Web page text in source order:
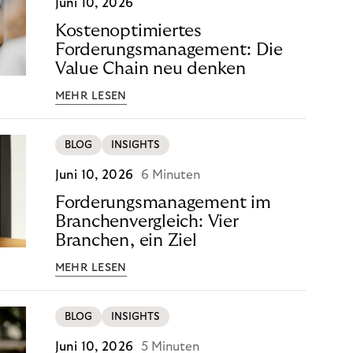
Juni 10, 2026
Kostenoptimiertes
Forderungsmanagement: Die
Value Chain neu denken
MEHR LESEN
BLOG INSIGHTS
Juni 10, 2026 6 Minuten
Forderungsmanagement im
Branchenvergleich: Vier
Branchen, ein Ziel
MEHR LESEN
BLOG INSIGHTS
Juni 10, 2026 5 Minuten